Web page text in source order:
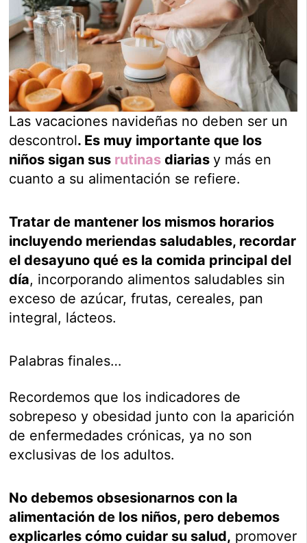
Las vacaciones navideñas no deben ser un
descontrol. Es muy importante que los
niños sigan sus rutinasdiariasy más en
cuanto a su alimentación se refiere.
Tratar de mantener los mismos horarios
incluyendo meriendas saludables, recordar
el desayuno qué es la comida principal del
día, incorporando alimentos saludables sin
exceso de azúcar, frutas, cereales, pan
integral, lácteos.
Palabras finales…
Recordemos que los indicadores de
sobrepeso y obesidad junto con la aparición
de enfermedades crónicas, ya no son
exclusivas de los adultos.
No debemos obsesionarnos con la
alimentación de los niños, pero debemos
explicarles cómo cuidar su salud, promover